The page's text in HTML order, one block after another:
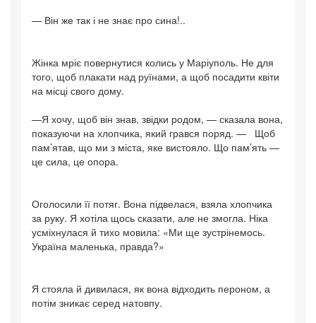
— Він же так і не знає про сина!..
Жінка мріє повернутися колись у Маріуполь. Не для
того, щоб плакати над руїнами, а щоб посадити квіти
на місці свого дому.
—Я хочу, щоб він знав, звідки родом, — сказала вона,
показуючи на хлопчика, який грався поряд. — Щоб
пам’ятав, що ми з міста, яке вистояло. Що пам’ять —
це сила, це опора.
Оголосили її потяг. Вона підвелася, взяла хлопчика
за руку. Я хотіла щось сказати, але не змогла. Ніка
усміхнулася й тихо мовила: «Ми ще зустрінемось.
Україна маленька, правда?»
Я стояла й дивилася, як вона відходить пероном, а
потім зникає серед натовпу.